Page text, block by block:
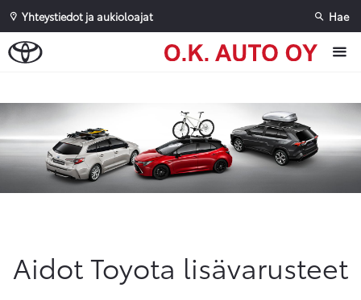
Yhteystiedot ja aukioloajat Hae
Aidot Toyota lisävarusteet